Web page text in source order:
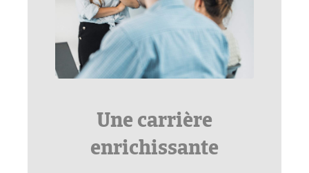
Une carrière
enrichissante